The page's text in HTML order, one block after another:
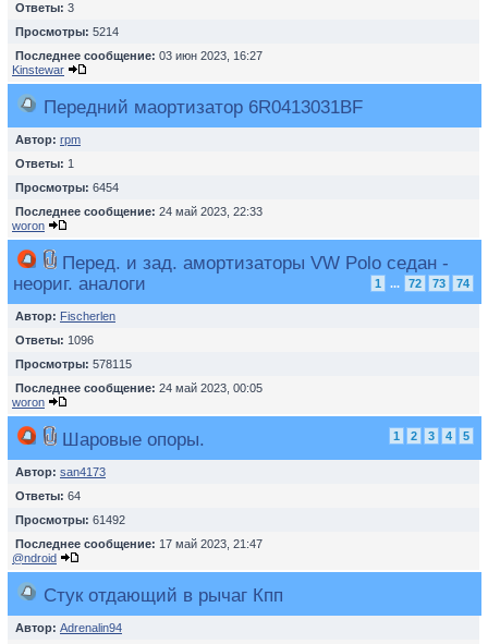
Ответы: 3
Просмотры: 5214
Последнее сообщение: 03 июн 2023, 16:27
Kinstewar
Передний маортизатор 6R0413031BF
Автор: rpm
Ответы: 1
Просмотры: 6454
Последнее сообщение: 24 май 2023, 22:33
woron
Перед. и зад. амортизаторы VW Polo седан -
неориг. аналоги
1 ... 72 73 74
Автор: Fischerlen
Ответы: 1096
Просмотры: 578115
Последнее сообщение: 24 май 2023, 00:05
woron
Шаровые опоры. 1 2 3 4 5
Автор: san4173
Ответы: 64
Просмотры: 61492
Последнее сообщение: 17 май 2023, 21:47
@ndroid
Стук отдающий в рычаг Кпп
Автор: Adrenalin94